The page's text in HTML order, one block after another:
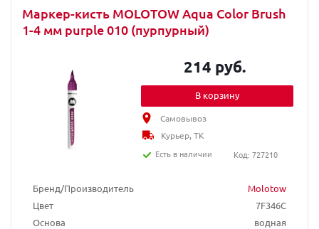
Маркер-кисть MOLOTOW Aqua Color Brush
1-4 мм purple 010 (пурпурный)
Бренд/Производитель
Molotow
Цвет
7F346C
Основа
водная
214 руб.
В корзину
Самовывоз
Курьер, ТК
Есть в наличии
Код: 727210